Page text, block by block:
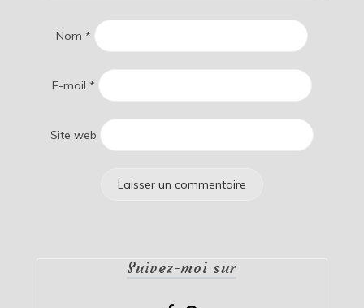
Nom *
E-mail *
Site web
Suivez-moi sur